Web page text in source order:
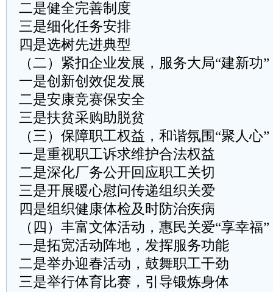
二是健全完善制度
三是细化任务安排
四是选树先进典型
（二）紧扣企业发展，服务大局“建新功”
一是创新创效促发展
二是安康竞赛保安全
三是扶贫采购助脱贫
（三）保障职工权益，和谐氛围“聚人心”
一是重视职工诉求维护合法权益
二是深化厂务公开回应职工关切
三是开展暖心慰问传递组织关爱
四是组织健康体检及时防治疾病
（四）丰富文体活动，惠民关爱“享幸福”
一是拓宽活动阵地，发挥服务功能
二是举办迎春活动，鼓舞职工干劲
三是举行体育比赛，引导锻炼身体